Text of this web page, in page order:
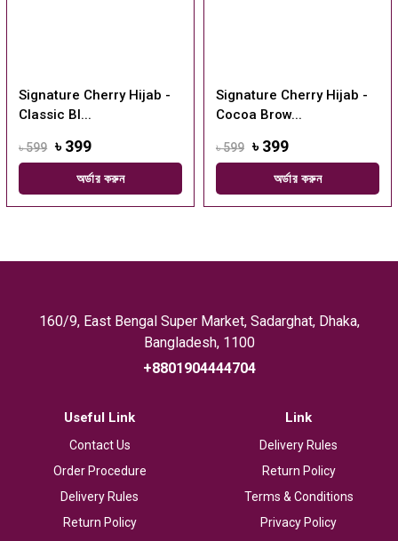
Signature Cherry Hijab -
Classic Bl...
৳ 599 ৳ 399
অর্ডার করুন
Signature Cherry Hijab -
Cocoa Brow...
৳ 599 ৳ 399
অর্ডার করুন
160/9, East Bengal Super Market, Sadarghat, Dhaka,
Bangladesh, 1100
+8801904444704
Useful Link
Contact Us
Order Procedure
Delivery Rules
Return Policy
Link
Delivery Rules
Return Policy
Terms & Conditions
Privacy Policy